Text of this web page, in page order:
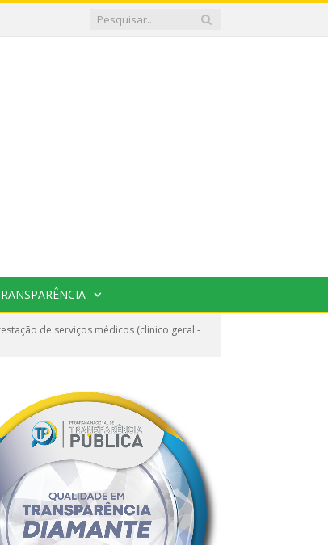
de serviços médicos (clinico geral -